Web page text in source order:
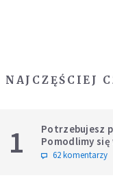
NAJCZĘŚCIEJ
1
Potrzebujesz
Pomodlimy się
intencji
62 komentarzy